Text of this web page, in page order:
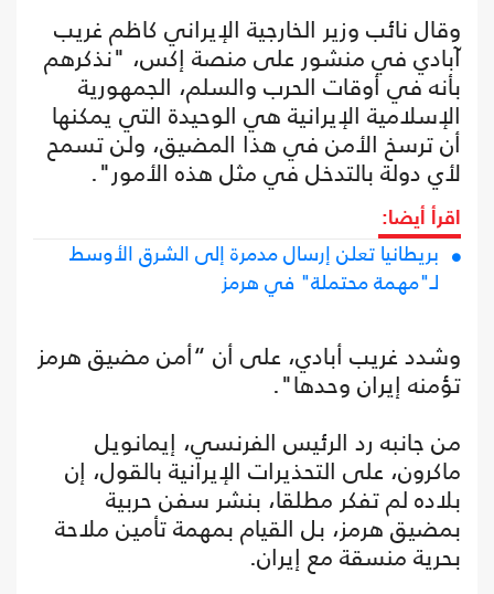
وقال نائب وزير الخارجية الإيراني كاظم غريب
آبادي في منشور على منصة إكس، "نذكرهم
بأنه في أوقات الحرب والسلم، الجمهورية
الإسلامية الإيرانية هي الوحيدة التي يمكنها
أن ترسخ الأمن في هذا المضيق، ولن تسمح
لأي دولة بالتدخل في مثل هذه الأمور".
اقرأ أيضا:
بريطانيا تعلن إرسال مدمرة إلى الشرق الأوسط
لـ"مهمة محتملة" في هرمز
وشدد غريب أبادي، على أن “أمن مضيق هرمز
تؤمنه إيران وحدها".
من جانبه رد الرئيس الفرنسي، إيمانويل
ماكرون، على التحذيرات الإيرانية بالقول، إن
بلاده لم تفكر مطلقا، بنشر سفن حربية
بمضيق هرمز، بل القيام بمهمة تأمين ملاحة
بحرية منسقة مع إيران.